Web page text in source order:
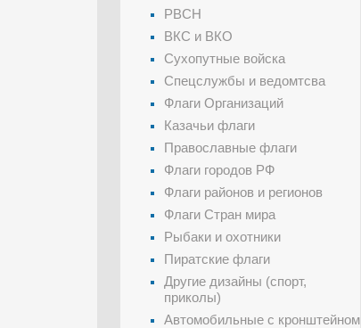
РВСН
ВКС и ВКО
Сухопутные войска
Спецслужбы и ведомтсва
Флаги Организаций
Казачьи флаги
Православные флаги
Флаги городов РФ
Флаги районов и регионов
Флаги Стран мира
Рыбаки и охотники
Пиратские флаги
Другие дизайны (спорт,
приколы)
Автомобильные с кронштейном